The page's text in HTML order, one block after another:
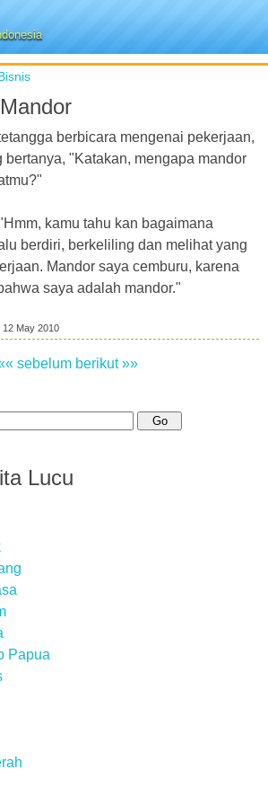
berbicara mengenai pekerjaan,
bertanya, "Katakan, mengapa mandor
kamu tahu kan bagaimana
berdiri, berkeliling dan melihat yang
Mandor saya cemburu, karena
saya adalah mandor."
12 May 2010
sebelum berikut »»
Lucu
Papua